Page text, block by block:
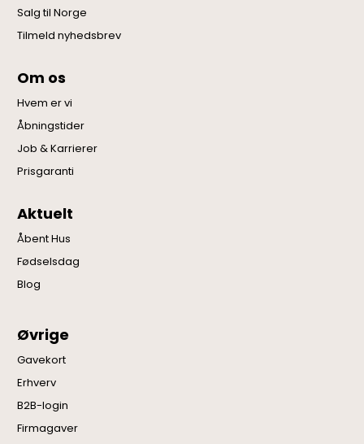
Salg til Norge
Tilmeld nyhedsbrev
Om os
Hvem er vi
Åbningstider
Job & Karrierer
Prisgaranti
Aktuelt
Åbent Hus
Fødselsdag
Blog
Øvrige
Gavekort
Erhverv
B2B-login
Firmagaver